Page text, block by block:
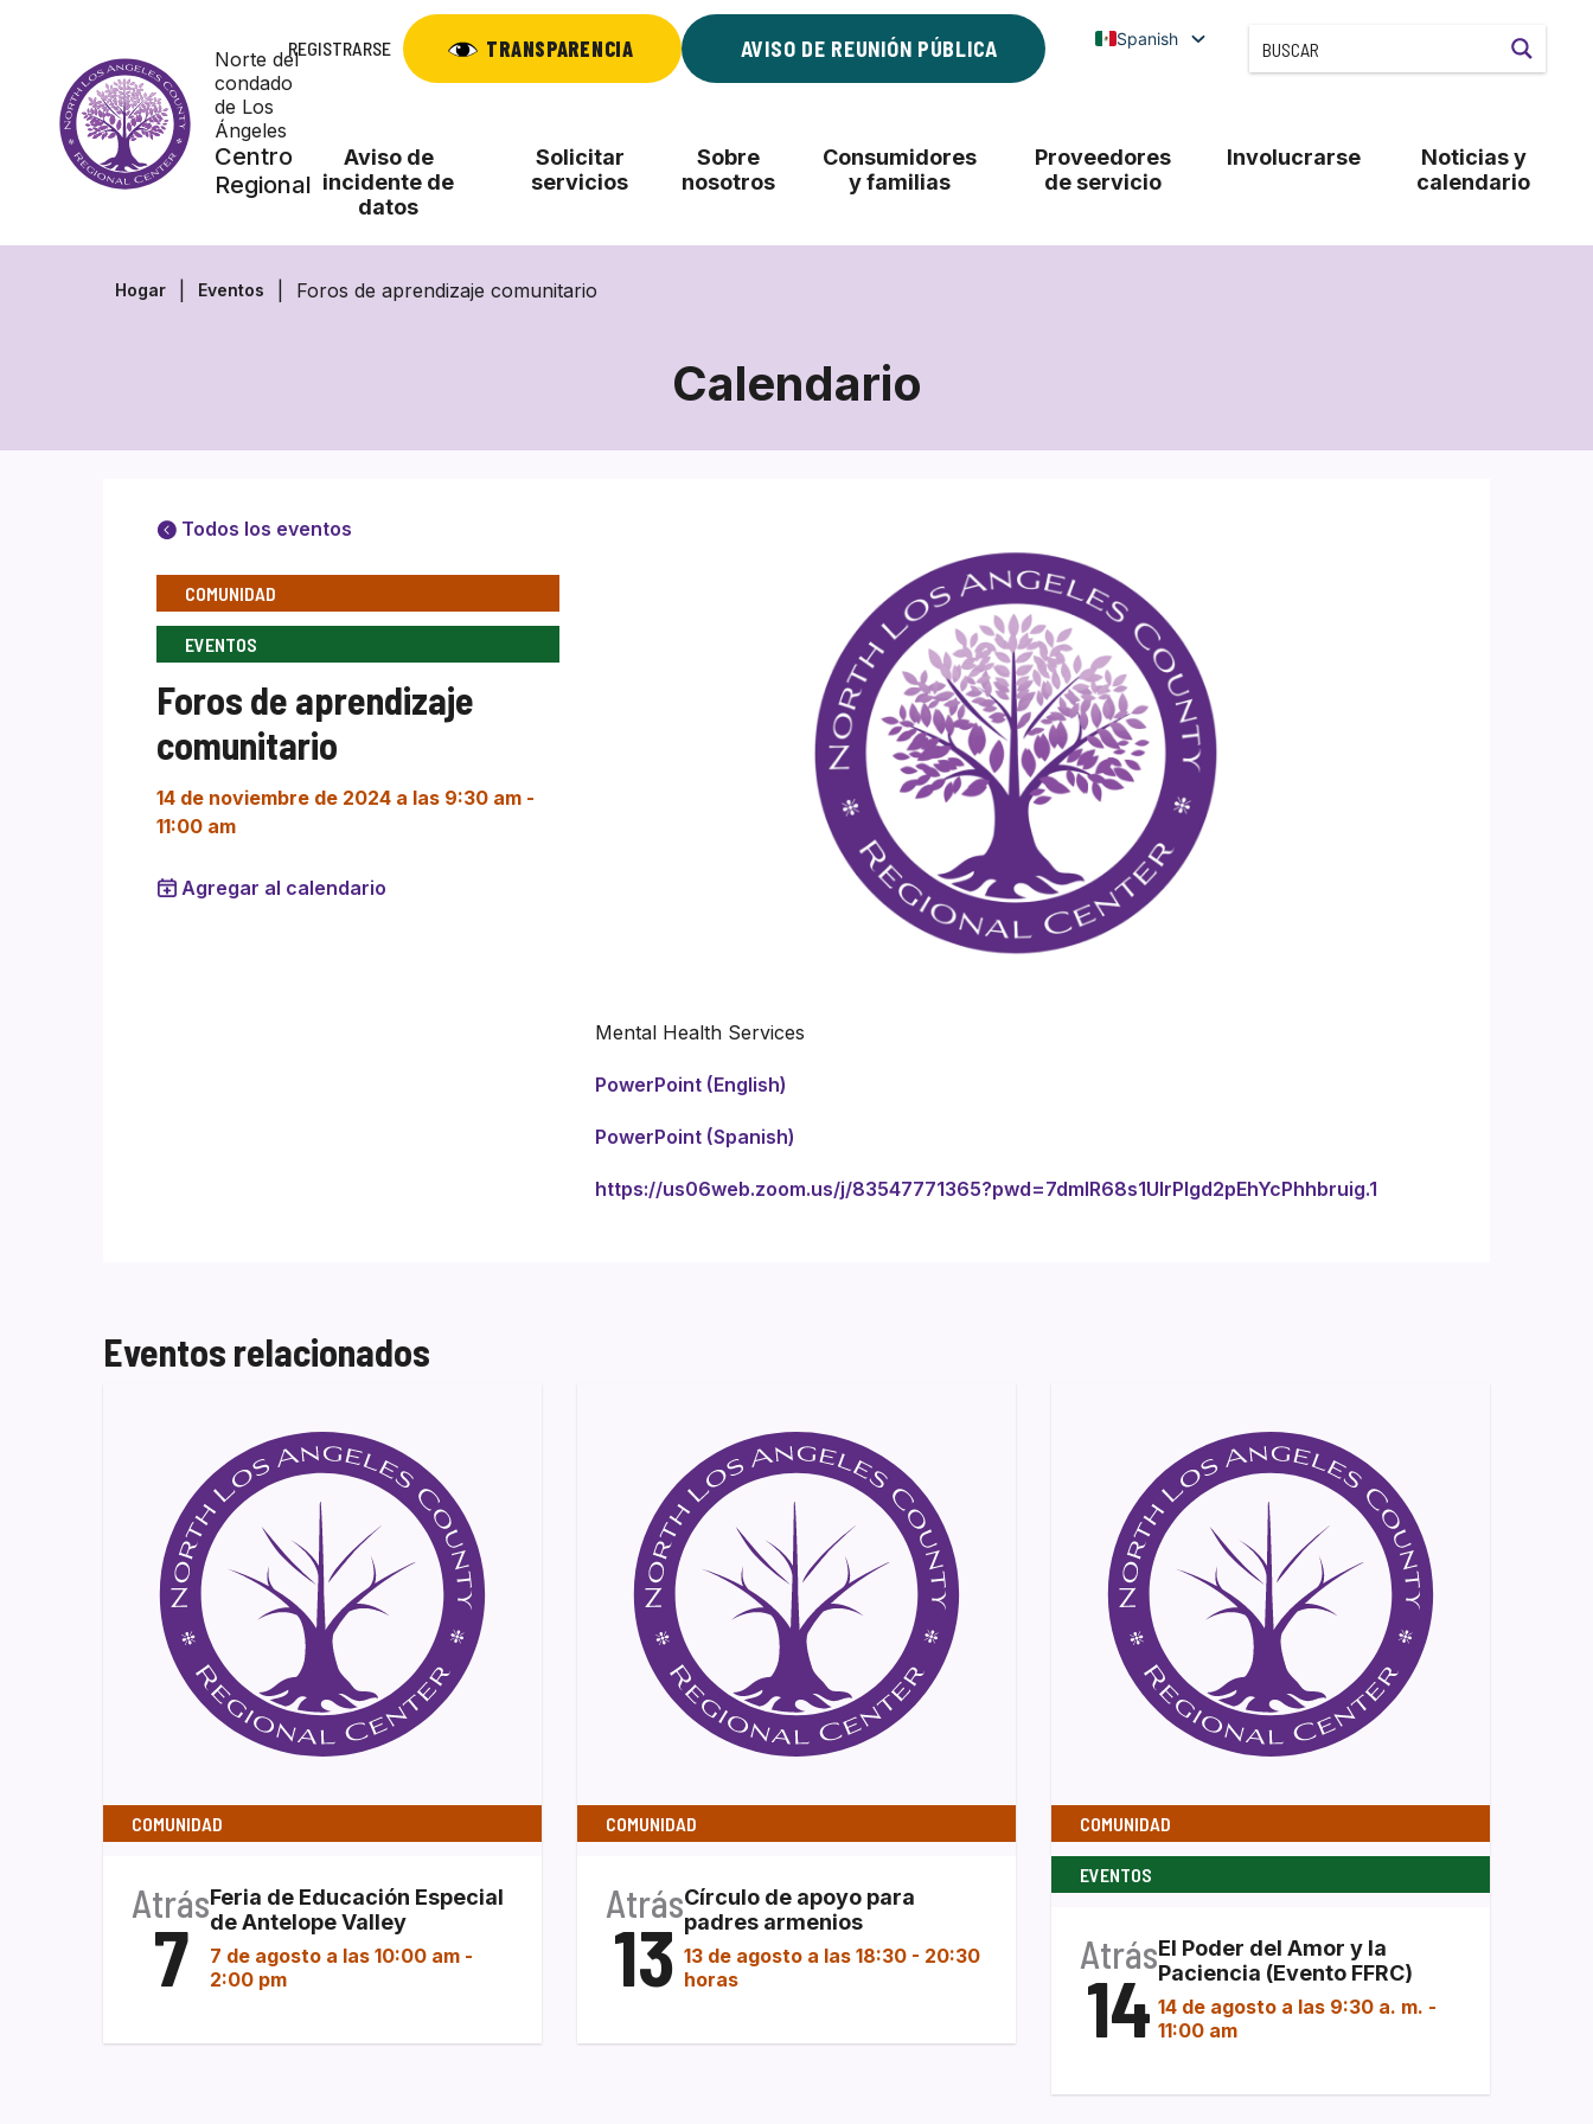
contenido
Norte del
condado
de Los
Ángeles
Centro
Regional
REGISTRARSE TRANSPARENCIA AVISO DE REUNIÓN PÚBLICA Spanish
Aviso de
incidente de
datos
Solicitar
servicios
Sobre
nosotros
Consumidores
y familias
Proveedores
de servicio
Involucrarse
Noticias y
calendario
Hogar Eventos Foros de aprendizaje comunitario
Calendario
Todos los eventos
COMUNIDAD
EVENTOS
Foros de aprendizaje
comunitario
14 de noviembre de 2024 a las 9:30 am -
11:00 am
Agregar al calendario
Mental Health Services
PowerPoint (English)
PowerPoint (Spanish)
https://us06web.zoom.us/j/83547771365?pwd=7dmIR68s1UIrPIgd2pEhYcPhhbruig.1
Eventos relacionados
COMUNIDAD
Atrás
7
Feria de Educación Especial
de Antelope Valley
7 de agosto a las 10:00 am -
2:00 pm
COMUNIDAD
Atrás
13
Círculo de apoyo para
padres armenios
13 de agosto a las 18:30 - 20:30
horas
COMUNIDAD
EVENTOS
Atrás
14
El Poder del Amor y la
Paciencia (Evento FFRC)
14 de agosto a las 9:30 a. m. -
11:00 am